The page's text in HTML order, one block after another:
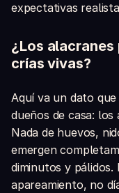
expectativas
¿Los alacranes
crías vivas?
Aquí va un dato
dueños de casa:
Nada de huevos,
emergen
diminutos y pálidos.
apareamiento, no